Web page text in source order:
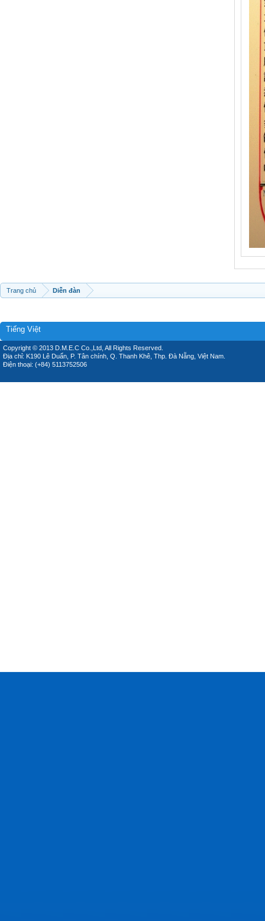
Trang chủ Diễn đàn
Tiếng Việt
Copyright © 2013 D.M.E.C Co.,Ltd, All Rights Reserved.
Địa chỉ: K190 Lê Duẩn, P. Tân chính, Q. Thanh Khê, Thp. Đà Nẵng, Việt Nam.
Điện thoại: (+84) 5113752506